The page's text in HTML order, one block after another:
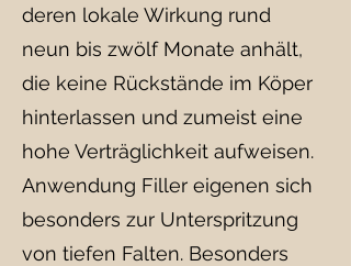
deren lokale Wirkung rund
neun bis zwölf Monate anhält,
die keine Rückstände im Köper
hinterlassen und zumeist eine
hohe Verträglichkeit aufweisen.
​Anwendung Filler eigenen sich
besonders zur Unterspritzung
von tiefen Falten. Besonders